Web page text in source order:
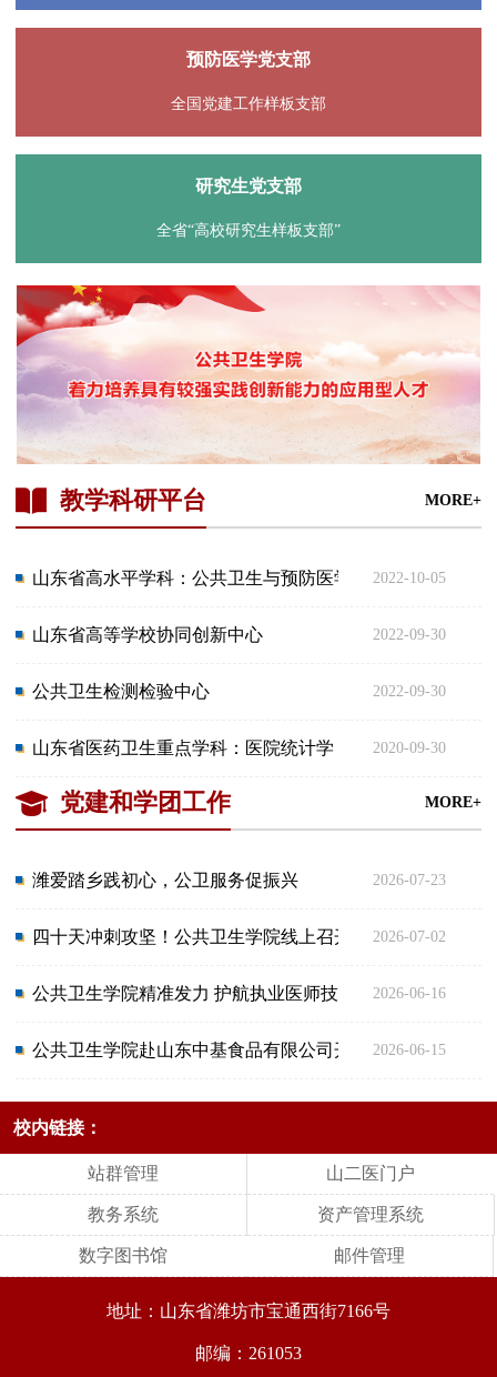
预防医学党支部
全国党建工作样板支部
研究生党支部
全省“高校研究生样板支部”
教学科研平台 MORE+
山东省高水平学科：公共卫生与预防医学 2022-10-05
山东省高等学校协同创新中心 2022-09-30
公共卫生检测检验中心 2022-09-30
山东省医药卫生重点学科：医院统计学 2020-09-30
党建和学团工作 MORE+
潍爱踏乡践初心，公卫服务促振兴 2026-07-23
四十天冲刺攻坚！公共卫生学院线上召开2026公卫执考理论
2026-07-02
公共卫生学院精准发力 护航执业医师技能操作考试
2026-06-16
公共卫生学院赴山东中基食品有限公司开展访企拓岗活动
2026-06-15
校内链接：
站群管理 山二医门户
教务系统 资产管理系统
数字图书馆 邮件管理
地址：山东省潍坊市宝通西街7166号
邮编：261053